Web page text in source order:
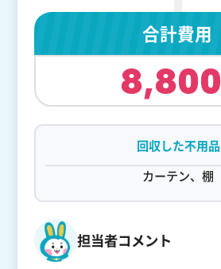
合計費用
8,800
回収した不用品
カーテン、棚
担当者コメント